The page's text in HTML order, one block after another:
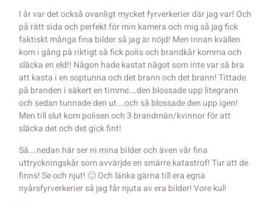
I år var det också ovanligt mycket fyrverkerier där jag var! Och
på rätt sida och perfekt för min kamera och mig så jag fick
faktiskt många fina bilder så jag är nöjd! Men innan kvällen
kom i gång på riktigt så fick polis och brandkår komma och
släcka en eld!! Någon hade kastat något som inte var så bra
att kasta i en soptunna och det brann och det brann! Tittade
på branden i säkert en timme….den blossade upp litegrann
och sedan tunnade den ut….och så blossade den upp igen!
Men till slut kom polisen och 3 brandmän/kvinnor för att
släcka det och det gick fint!
Så….nedan här ser ni mina bilder och även vår fina
uttryckningskår som avvärjde en smärre katastrof! Tur att de
finns! Se och njut! 🙂 Och länka gärna till era egna
nyårsfyrverkerier så jag får njuta av era bilder! Vore kul!